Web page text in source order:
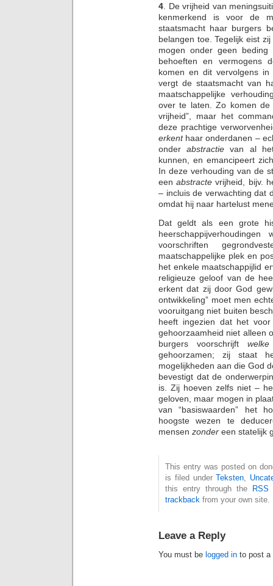
4 . De vrijheid van
kenmerkend is voor de
staatsmacht haar burgers
belangen toe. Tegelijk eist
mogen onder geen
behoeften en vermogens
komen en dit vervolgens
vergt de staatsmacht van
maatschappelijke
over te laten. Zo komen de
vrijheid”, maar het
deze prachtige
erkent haar onderdanen –
onderabstractie van al
kunnen, en emancipeert
In deze verhouding van de
eenabstracte vrijheid, bijv.
– incluis de verwachting dat
omdat hij naar hartelust
Dat geldt als een grote
voorschriften
maatschappelijke plek en
het enkele maatschappijlid
religieuze geloof van de
erkent dat zij door God
ontwikkeling” moet men
vooruitgang niet buiten
heeft ingezien dat het
gehoorzaamheid niet alleen
burgers voorschrijft welke
gehoorzamen; zij staat
mogelijkheden aan die God
bevestigt dat de
is. Zij hoeven zelfs niet –
geloven, maar mogen in
van “basiswaarden” het
hoogste wezen te
mensen zonder een statelijk
This entry was posted on
is filed underTeksten
this entry through the RSS
trackback from your own site.
Leave a Reply
You must be logged in to post a